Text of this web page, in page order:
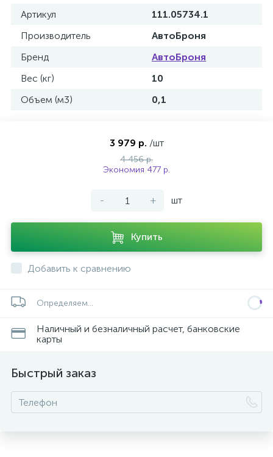
Артикул
111.05734.1
Производитель
АвтоБроня
Бренд
АвтоБроня
Вес (кг)
10
Объем (м3)
0,1
3 979 р. /шт
4 456 р.
Экономия 477 р.
- + шт
Купить
Добавить к сравнению
Определяем...
Наличный и безналичный расчет, банковские
карты
Быстрый заказ